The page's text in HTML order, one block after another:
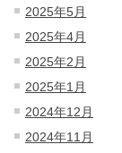
2025年5月
2025年4月
2025年2月
2025年1月
2024年12月
2024年11月